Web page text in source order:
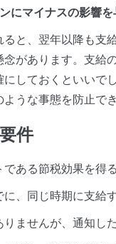
にマイナスの影響
と、翌年以降も支
があります。支給
しておくといいで
うな事態を防止でき
件
ある節税効果を得
に、同じ時期に支給
りませんが、通知し